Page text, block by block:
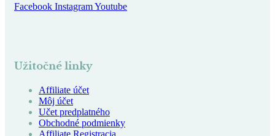
Facebook InstagramYoutube
Užitočné linky
Affiliate účet
Môj účet
Učet predplatného
Obchodné podmienky